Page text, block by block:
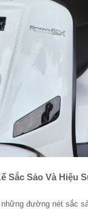
Sắc Sảo Và Hiệu
đường nét sắc